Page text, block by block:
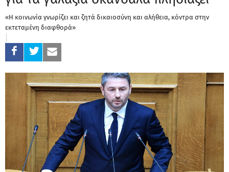
«Η κοινωνία γνωρίζει και ζητά δικαιοσύνη και αλήθεια, κόντρα στην
εκτεταμένη διαφθορά»